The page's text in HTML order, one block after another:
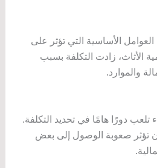
الأساسية التي تؤثر على
الأثاث، زادت التكلفة بسبب
والموارد.
تلعب دورًا هامًا في تحديد التكلفة.
تؤثر صعوبة الوصول إلى بعض